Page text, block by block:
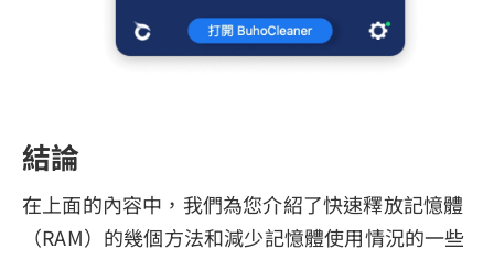
結論
在上面的內容中，我們為您介紹了快速釋放記憶體
（RAM）的幾個方法和減少記憶體使用情況的一些